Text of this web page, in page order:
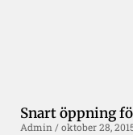
Snart öppning
Admin
oktober 28,